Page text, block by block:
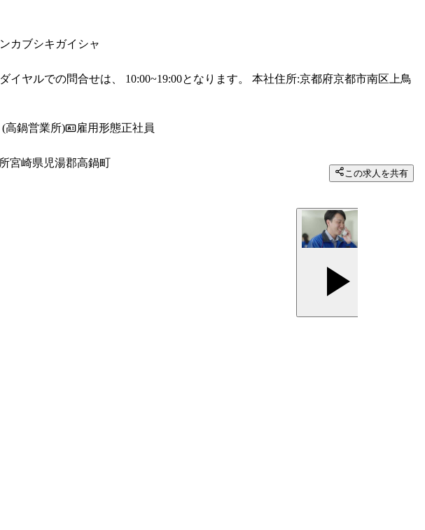
カブシキガイシャ
ヤルでの問合せは、 10:00~19:00となります。 本社住所:京都府京都市南区上鳥
鍋営業所) 雇用形態正社員
宮崎県児湯郡高鍋町
この求人を共有